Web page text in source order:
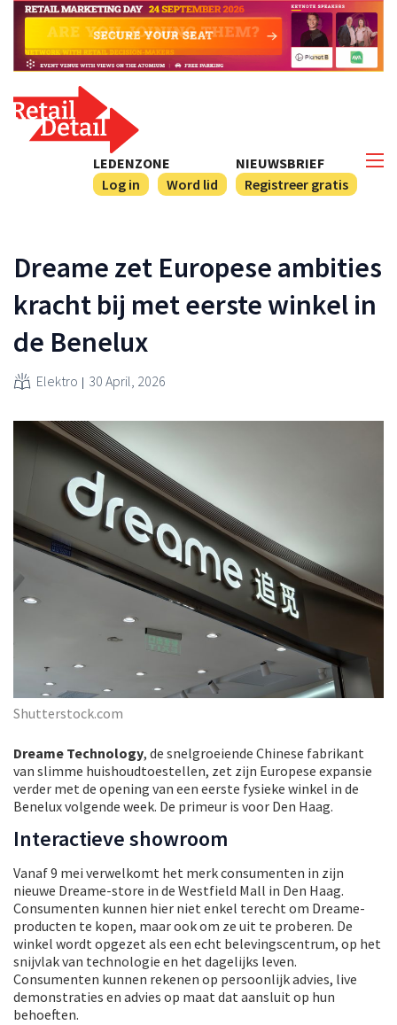
NIEUWSBRIEF
Registreer gratis
LEDENZONE
Log in
Word lid
Dreame zet Europese ambities
kracht bij met eerste winkel in
de Benelux
Elektro 30 April, 2026
Shutterstock.com
Dreame Technology, de snelgroeiende Chinese fabrikant
van slimme huishoudtoestellen, zet zijn Europese expansie
verder met de opening van een eerste fysieke winkel in de
Benelux volgende week. De primeur is voor Den Haag.
Interactieve showroom
Vanaf 9 mei verwelkomt het merk consumenten in zijn
nieuwe Dreame-store in de Westfield Mall in Den Haag.
Consumenten kunnen hier niet enkel terecht om Dreame-
producten te kopen, maar ook om ze uit te proberen. De
winkel wordt opgezet als een echt belevingscentrum, op het
snijvlak van technologie en het dagelijks leven.
Consumenten kunnen rekenen op persoonlijk advies, live
demonstraties en advies op maat dat aansluit op hun
behoeften.